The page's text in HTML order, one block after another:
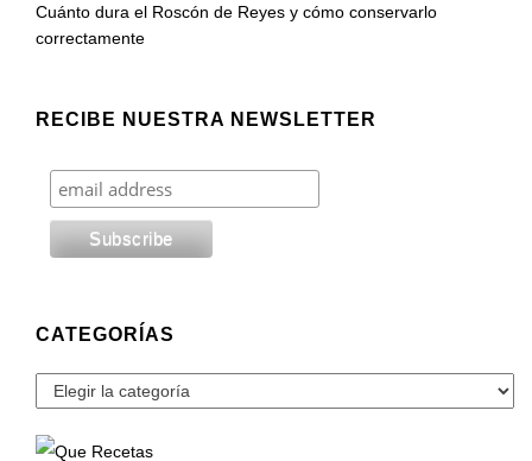
Cuánto dura el Roscón de Reyes y cómo conservarlo
correctamente
RECIBE NUESTRA NEWSLETTER
CATEGORÍAS
Categorías